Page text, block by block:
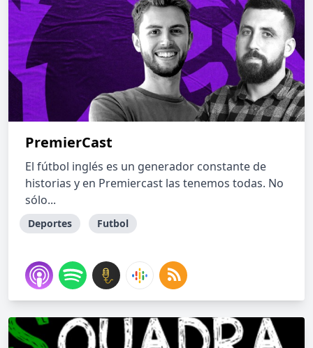
PremierCast
El fútbol inglés es un generador constante de
historias y en Premiercast las tenemos todas. No
sólo...
Deportes Futbol